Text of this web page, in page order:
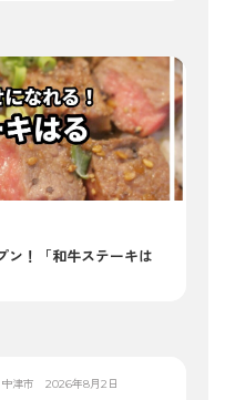
ン！「和牛ステーキは
中津市
2026年8月2日